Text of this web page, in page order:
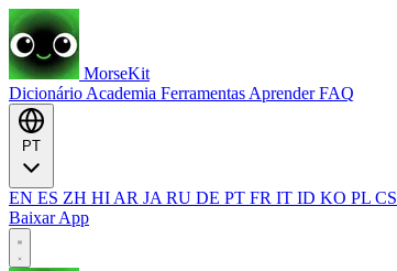
MorseKit
Dicionário Academia Ferramentas AprenderFAQ
EN ES ZH HI AR JA RU DE PT FR IT ID KO PL CS
Baixar App